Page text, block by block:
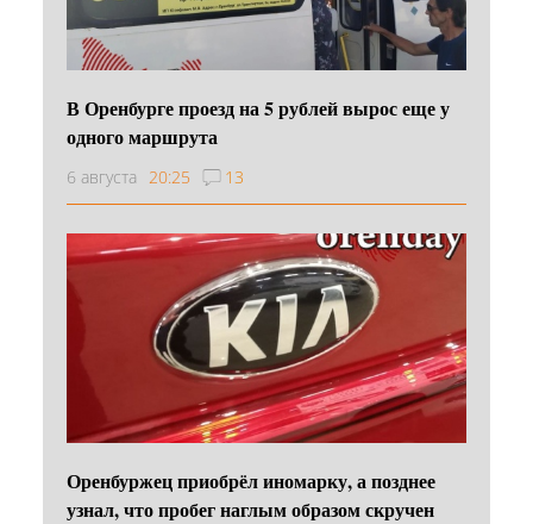
В Оренбурге проезд на 5 рублей вырос еще у
одного маршрута
6 августа 20:25 13
Оренбуржец приобрёл иномарку, а позднее
узнал, что пробег наглым образом скручен